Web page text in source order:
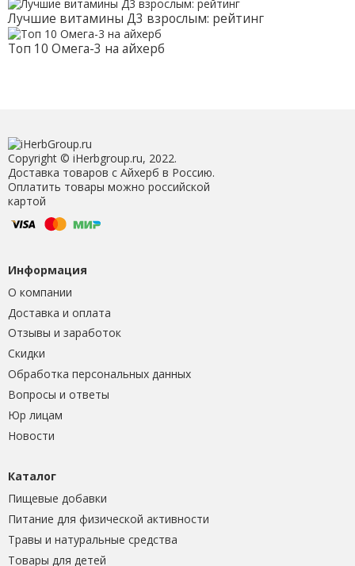
Лучшие витамины Д3 взрослым: рейтинг
Топ 10 Омега-3 на айхерб
Copyright © iHerbgroup.ru, 2022.
Доставка товаров с Айхерб в Россию.
Оплатить товары можно российской
картой
Информация
О компании
Доставка и оплата
Отзывы и заработок
Скидки
Обработка персональных данных
Вопросы и ответы
Юр лицам
Новости
Каталог
Пищевые добавки
Питание для физической активности
Травы и натуральные средства
Товары для детей